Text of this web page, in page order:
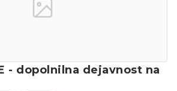
- dopolnilna dejavnost na